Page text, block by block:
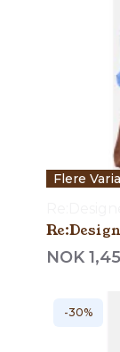
Flere
NOK
-30%